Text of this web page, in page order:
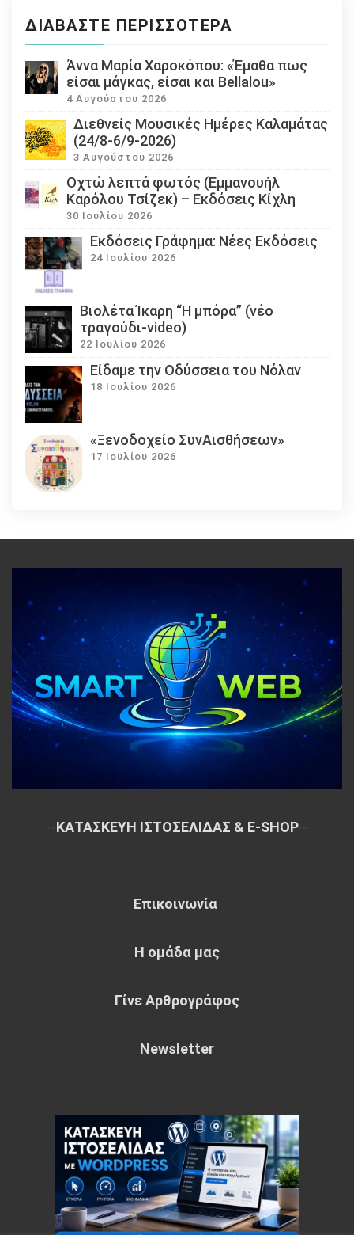
ΔΙΑΒΆΣΤΕ ΠΕΡΙΣΣΌΤΕΡΑ
Άννα Μαρία Χαροκόπου: «Έμαθα πως
είσαι μάγκας, είσαι και Bellalou»
4 Αυγούστου 2026
Διεθνείς Μουσικές Ημέρες Καλαμάτας
(24/8-6/9-2026)
3 Αυγούστου 2026
Οχτώ λεπτά φωτός (Εμμανουήλ
Καρόλου Τσίζεκ) – Εκδόσεις Κίχλη
30 Ιουλίου 2026
Εκδόσεις Γράφημα: Νέες Εκδόσεις
24 Ιουλίου 2026
Βιολέτα Ίκαρη “Η μπόρα” (νέο
τραγούδι-video)
22 Ιουλίου 2026
Eίδαμε την Οδύσσεια του Νόλαν
18 Ιουλίου 2026
«Ξενοδοχείο ΣυνΑισθήσεων»
17 Ιουλίου 2026
ΚΑΤΑΣΚΕΥΗ ΙΣΤΟΣΕΛΙΔΑΣ & E-SHOP~
Επικοινωνία
Η ομάδα μας
Γίνε Αρθρογράφος
Newsletter